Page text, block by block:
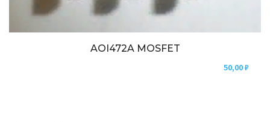
AOI472A MOSFET
50,00₽